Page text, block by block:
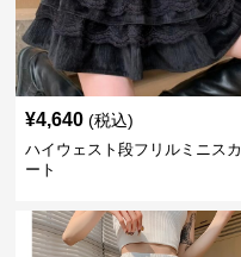
¥4,640 (税込)
ハイウェスト段フリルミニスカ
ート